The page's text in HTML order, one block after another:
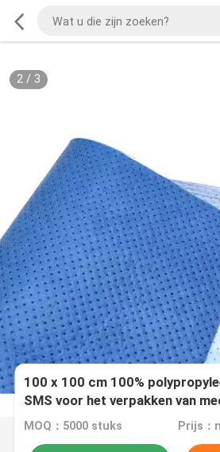
2/ 3
100 x 100 cm 100%
SMS voor het verpakken van
MOQ：5000 stuks Prijs：